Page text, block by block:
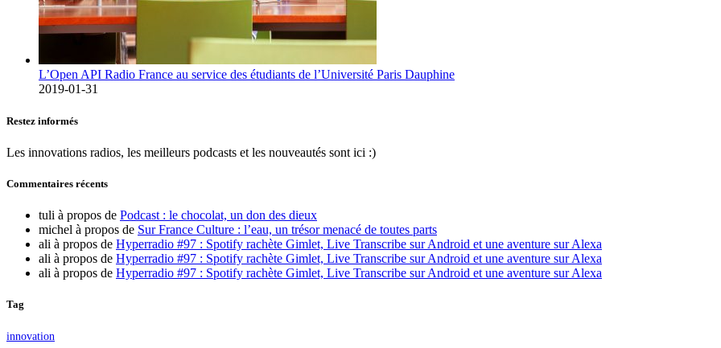
L’Open API Radio France au service des étudiants de l’Université Paris Dauphine
2019-01-31
Restez informés
Les innovations radios, les meilleurs podcasts et les nouveautés sont ici :)
Commentaires récents
tuli à propos de Podcast : le chocolat, un don des dieux
michel à propos de Sur France Culture : l’eau, un trésor menacé de toutes parts
ali à propos de Hyperradio #97 : Spotify rachète Gimlet, Live Transcribe sur Android et une aventure sur Alexa
ali à propos de Hyperradio #97 : Spotify rachète Gimlet, Live Transcribe sur Android et une aventure sur Alexa
ali à propos de Hyperradio #97 : Spotify rachète Gimlet, Live Transcribe sur Android et une aventure sur Alexa
Tag
innovation